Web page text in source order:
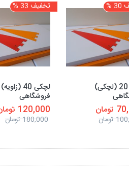
زاویه 20 (لچکی)
تومان
تخفیف 33 %
لچکی 40 (زاویه)
فروشگاهی
120,000 تومان
180,000 تومان